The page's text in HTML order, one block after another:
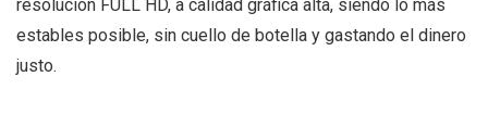
resolución FULL HD, a calidad gráfica alta, siendo lo más
estables posible, sin cuello de botella y gastando el dinero
justo.